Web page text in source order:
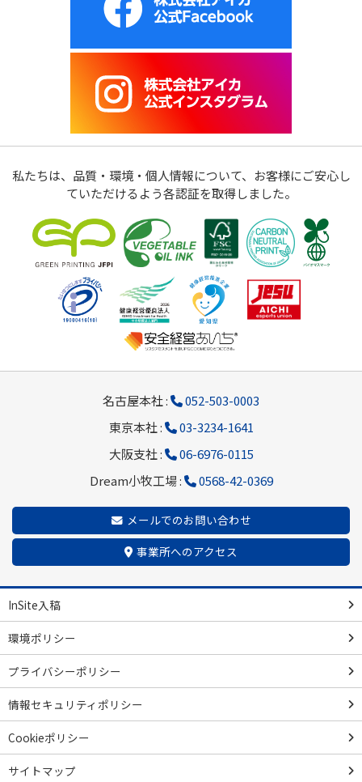
私たちは、品質・環境・個人情報について、お客様にご安心し
ていただけるよう各認証を取得しました。
名古屋本社 :
052-503-0003
東京本社 :
03-3234-1641
大阪支社 :
06-6976-0115
Dream小牧工場 :
0568-42-0369
メールでのお問い合わせ
事業所へのアクセス
InSite入稿
環境ポリシー
プライバシーポリシー
情報セキュリティポリシー
Cookieポリシー
サイトマップ